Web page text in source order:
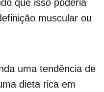
que isso poderia
muscular ou
uma tendência de
dieta rica em